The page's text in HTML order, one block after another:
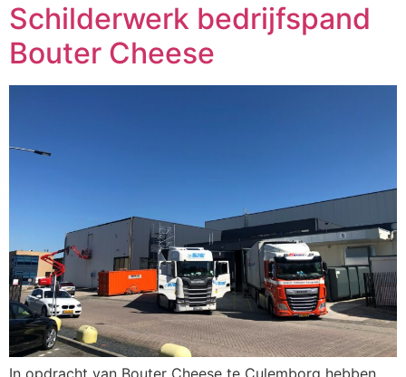
Schilderwerk bedrijfspand
Bouter Cheese
In opdracht van Bouter Cheese te Culemborg hebben